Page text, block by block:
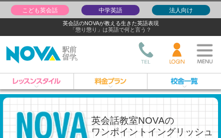
英会話のNOVAが教える生きた英語表現
「懲り懲り」は英語で何と言う？
こども英会話 中学英語 法人向け
英会話教室NOVAの
ワンポイントイングリッシュ